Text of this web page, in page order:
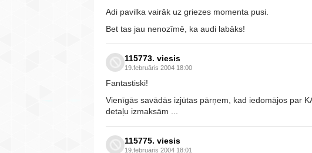
Adi pavilka vairāk uz griezes momenta pusi.
Bet tas jau nenozīmē, ka audi labāks!
115773. viesis
19.februāris 2004 18:00
Fantastiski!
Vienīgās savādās izjūtas pārņem, kad iedomājos par
detaļu izmaksām ...
115775. viesis
19.februāris 2004 18:01